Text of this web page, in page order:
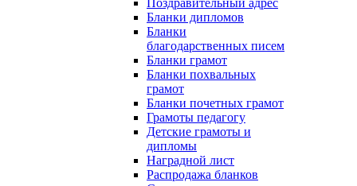
Бланки дипломов
Бланки
благодарственных писем
Бланки грамот
Бланки похвальных
грамот
Бланки почетных грамот
Грамоты педагогу
Детские грамоты и
дипломы
Наградной лист
Распродажа бланков